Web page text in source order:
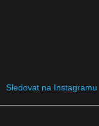
Sledovat na Instagramu